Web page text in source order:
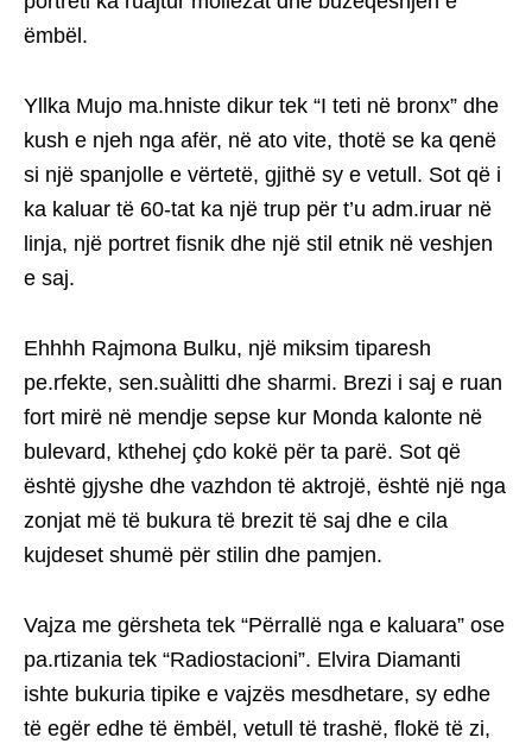
ëmbël.
Yllka Mujo ma.hniste dikur tek “I teti në bronx” dhe
kush e njeh nga afër, në ato vite, thotë se ka qenë
si një spanjolle e vërtetë, gjithë sy e vetull. Sot që i
ka kaluar të 60-tat ka një trup për t’u adm.iruar në
linja, një portret fisnik dhe një stil etnik në veshjen
e saj.
Ehhhh Rajmona Bulku, një miksim tiparesh
pe.rfekte, sen.suàlitti dhe sharmi. Brezi i saj e ruan
fort mirë në mendje sepse kur Monda kalonte në
bulevard, kthehej çdo kokë për ta parë. Sot që
është gjyshe dhe vazhdon të aktrojë, është një nga
zonjat më të bukura të brezit të saj dhe e cila
kujdeset shumë për stilin dhe pamjen.
Vajza me gërsheta tek “Përrallë nga e kaluara” ose
pa.rtizania tek “Radiostacioni”. Elvira Diamanti
ishte bukuria tipike e vajzës mesdhetare, sy edhe
të egër edhe të ëmbël, vetull të trashë, flokë të zi,